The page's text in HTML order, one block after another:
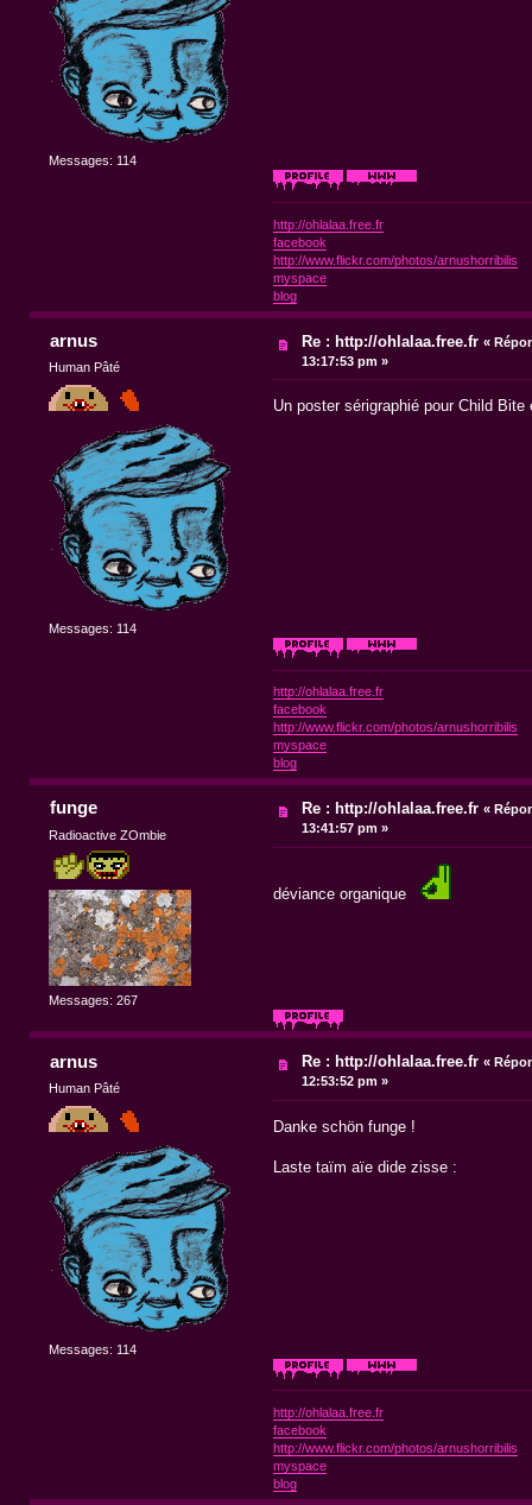
Messages: 114
http://ohlalaa.free.fr
facebook
http://www.flickr.com/photos/arnushorribilis
myspace
blog
arnus
Human Pâté
Messages: 114
Re : http://ohlalaa.free.fr «
13:17:53 pm »
Un poster sérigraphié pour Child
http://ohlalaa.free.fr
facebook
http://www.flickr.com/photos/arnushorribilis
myspace
blog
funge
Radioactive ZOmbie
Messages: 267
Re : http://ohlalaa.free.fr «
13:41:57 pm »
déviance organique
arnus
Human Pâté
Messages: 114
Re : http://ohlalaa.free.fr «
12:53:52 pm »
Danke schön funge !
Laste taïm aïe dide zisse :
http://ohlalaa.free.fr
facebook
http://www.flickr.com/photos/arnushorribilis
myspace
blog